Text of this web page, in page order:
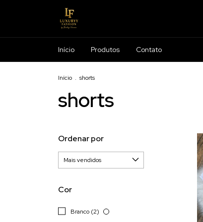
Início Produtos Contato
Início . shorts
shorts
Ordenar por
Cor
Branco (2)